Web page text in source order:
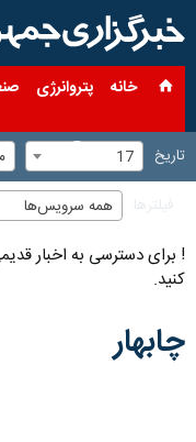
خانه پتروانرژی
تاریخ 17
همه سرویس‌ها
! برای دسترسی به اخبار
کنید.
چابهار